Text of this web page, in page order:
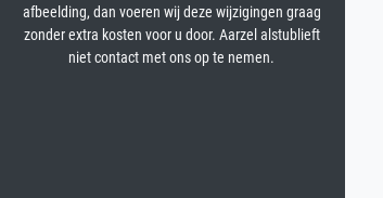
afbeelding, dan voeren wij deze wijzigingen graag
zonder extra kosten voor u door. Aarzel alstublieft
niet contact met ons op te nemen.